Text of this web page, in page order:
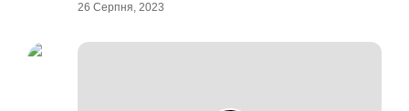
26 Серпня, 2023